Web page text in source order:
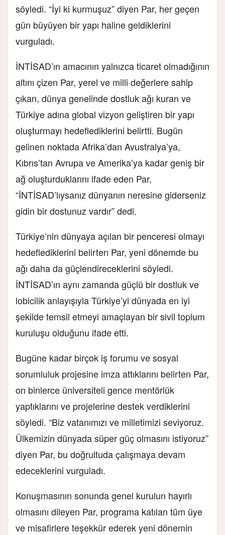
söyledi. “İyi ki kurmuşuz” diyen Par, her geçen
gün büyüyen bir yapı haline geldiklerini
vurguladı.
İNTİSAD’ın amacının yalnızca ticaret olmadığının
altını çizen Par, yerel ve milli değerlere sahip
çıkan, dünya genelinde dostluk ağı kuran ve
Türkiye adına global vizyon geliştiren bir yapı
oluşturmayı hedeflediklerini belirtti. Bugün
gelinen noktada Afrika’dan Avustralya’ya,
Kıbrıs’tan Avrupa ve Amerika’ya kadar geniş bir
ağ oluşturduklarını ifade eden Par,
“İNTİSAD’lıysanız dünyanın neresine giderseniz
gidin bir dostunuz vardır” dedi.
Türkiye’nin dünyaya açılan bir penceresi olmayı
hedeflediklerini belirten Par, yeni dönemde bu
ağı daha da güçlendireceklerini söyledi.
İNTİSAD’ın aynı zamanda güçlü bir dostluk ve
lobicilik anlayışıyla Türkiye’yi dünyada en iyi
şekilde temsil etmeyi amaçlayan bir sivil toplum
kuruluşu olduğunu ifade etti.
Bugüne kadar birçok iş forumu ve sosyal
sorumluluk projesine imza attıklarını belirten Par,
on binlerce üniversiteli gence mentörlük
yaptıklarını ve projelerine destek verdiklerini
söyledi. “Biz vatanımızı ve milletimizi seviyoruz.
Ülkemizin dünyada süper güç olmasını istiyoruz”
diyen Par, bu doğrultuda çalışmaya devam
edeceklerini vurguladı.
Konuşmasının sonunda genel kurulun hayırlı
olmasını dileyen Par, programa katılan tüm üye
ve misafirlere teşekkür ederek yeni dönemin